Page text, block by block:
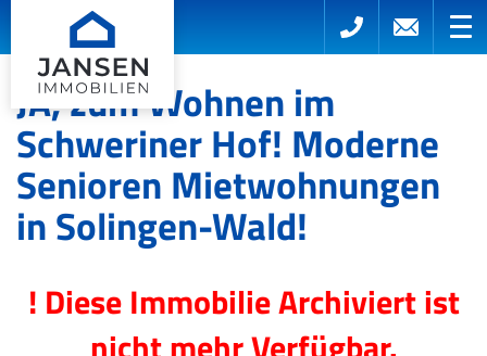
JA, zum Wohnen im
Schweriner Hof! Moderne
Senioren Mietwohnungen
in Solingen-Wald!
! Diese Immobilie Archiviert ist